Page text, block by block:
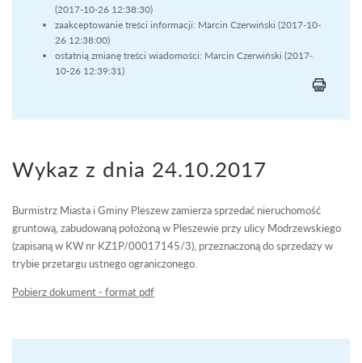
(2017-10-26 12:38:30)
zaakceptowanie treści informacji: Marcin Czerwiński (2017-10-
26 12:38:00)
ostatnią zmianę treści wiadomości: Marcin Czerwiński (2017-
10-26 12:39:31)
Wykaz z dnia 24.10.2017
Burmistrz Miasta i Gminy Pleszew zamierza sprzedać nieruchomość
gruntową, zabudowaną położoną w Pleszewie przy ulicy Modrzewskiego
(zapisaną w KW nr KZ1P/00017145/3), przeznaczoną do sprzedaży w
trybie przetargu ustnego ograniczonego.
Pobierz dokument - format pdf